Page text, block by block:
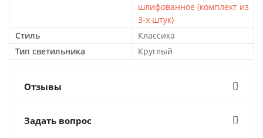
шлифованное (комплект из
3-х штук)
Стиль
Классика
Тип светильника
Круглый
Отзывы
Задать вопрос